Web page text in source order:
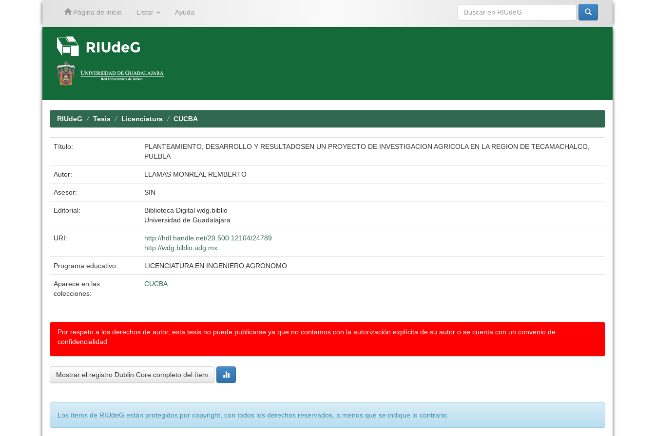
Página de inicio Listar Ayuda
RIUdeG Tesis Licenciatura CUCBA
Título:
PLANTEAMIENTO, DESARROLLO Y RESULTADOSEN UN PROYECTO DE INVESTIGACION AGRICOLA EN LA REGION DE TECAMACHALCO,
PUEBLA
Autor: LLAMAS MONREAL REMBERTO
Asesor: SIN
Editorial:
Biblioteca Digital wdg.biblio
Universidad de Guadalajara
URI:
http://hdl.handle.net/20.500.12104/24789
http://wdg.biblio.udg.mx
Programa educativo: LICENCIATURA EN INGENIERO AGRONOMO
Aparece en las
colecciones:
CUCBA
Por respeto a los derechos de autor, esta tesis no puede publicarse ya que no contamos con la autorización explícita de su autor o se cuenta con un convenio de
confidencialidad
Mostrar el registro Dublin Core completo del ítem
Los ítems de RIUdeG están protegidos por copyright, con todos los derechos reservados, a menos que se indique lo contrario.